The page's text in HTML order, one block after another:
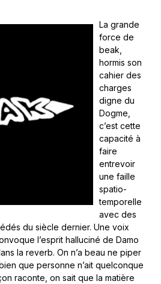
La grande
force de
beak,
hormis son
cahier des
charges
digne du
Dogme,
c’est cette
capacité à
faire
entrevoir
une faille
spatio-
temporelle
avec des
du siècle dernier. Une voix
l’esprit halluciné de Damo
la reverb. On n’a beau ne piper
que personne n’ait quelconque
raconte, on sait que la matière